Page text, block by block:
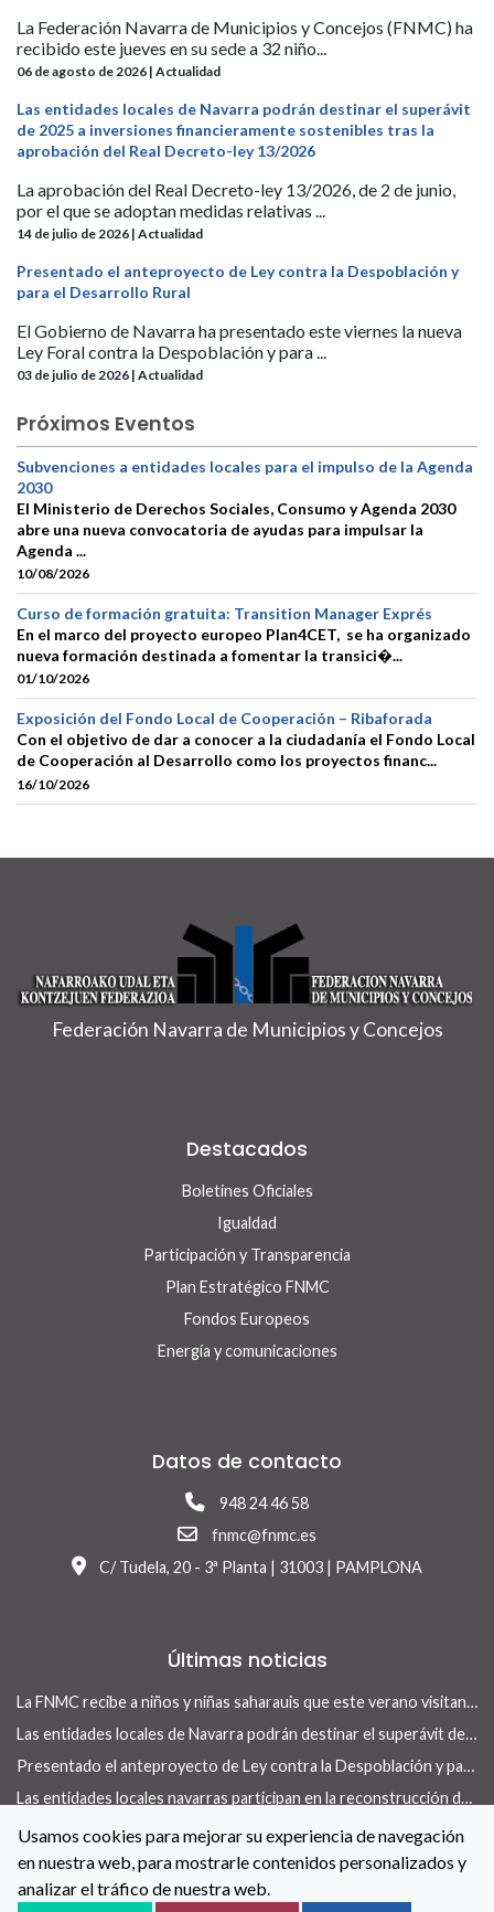
La Federación Navarra de Municipios y Concejos (FNMC) ha
recibido este jueves en su sede a 32 niño...
06 de agosto de 2026 | Actualidad
Las entidades locales de Navarra podrán destinar el superávit
de 2025 a inversiones financieramente sostenibles tras la
aprobación del Real Decreto-ley 13/2026
La aprobación del Real Decreto-ley 13/2026, de 2 de junio,
por el que se adoptan medidas relativas ...
14 de julio de 2026 | Actualidad
Presentado el anteproyecto de Ley contra la Despoblación y
para el Desarrollo Rural
El Gobierno de Navarra ha presentado este viernes la nueva
Ley Foral contra la Despoblación y para ...
03 de julio de 2026 | Actualidad
Próximos Eventos
Subvenciones a entidades locales para el impulso de la Agenda
2030
El Ministerio de Derechos Sociales, Consumo y Agenda 2030
abre una nueva convocatoria de ayudas para impulsar la
Agenda ...
10/08/2026
Curso de formación gratuita: Transition Manager Exprés
En el marco del proyecto europeo Plan4CET, se ha organizado
nueva formación destinada a fomentar la transici�...
01/10/2026
Exposición del Fondo Local de Cooperación – Ribaforada
Con el objetivo de dar a conocer a la ciudadanía el Fondo Local
de Cooperación al Desarrollo como los proyectos financ...
16/10/2026
Federación Navarra de Municipios y Concejos
Destacados
Boletines Oficiales
Igualdad
Participación y Transparencia
Plan Estratégico FNMC
Fondos Europeos
Energía y comunicaciones
Datos de contacto
948 24 46 58
fnmc@fnmc.es
C/ Tudela, 20 - 3ª Planta | 31003 | PAMPLONA
Últimas noticias
La FNMC recibe a niños y niñas saharauis que este verano visitan Navarra con el programa Vacaciones en Paz
Las entidades locales de Navarra podrán destinar el superávit de 2025 a inversiones financieramente sostenibles tras la aprobación del Real Decreto-ley 13/2026
Presentado el anteproyecto de Ley contra la Despoblación y para el Desarrollo Rural
Las entidades locales navarras participan en la reconstrucción de infraestructuras dañadas por la DANA de 175 municipios valencianos
La FNMC y el Gobierno de Navarra renuevan su convenio para reforzar las políticas de igualdad en las entidades locales
Contacto Aviso Legal Política de Cookies
Usamos cookies para mejorar su experiencia de navegación
en nuestra web, para mostrarle contenidos personalizados y
analizar el tráfico de nuestra web.